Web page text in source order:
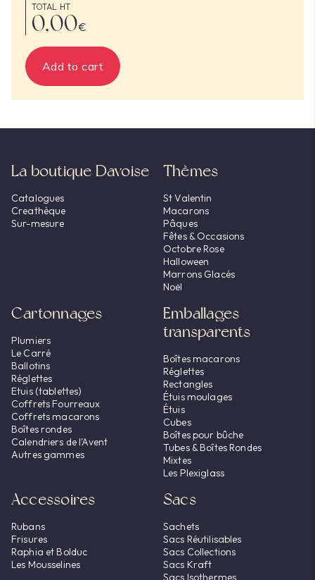
TOTAL HT
0,00€
Add to cart
La boutique Davoise
Catalogues
Creathèque
Sur-mesure
Thèmes
St Valentin
Macarons
Pâques
Fêtes & Occasions
Octobre Rose
Halloween
Marrons Glacés
Noël
Cartonnages
Plumiers
Le Carré
Ballotins
Réglettes
Etuis (tablettes)
Coffrets Fourreaux
Coffrets macarons
Boîtes rondes
Calendriers de l'Avent
Autres gammes
Emballages
transparents
Boîtes macarons
Réglettes
Rectangles
Étuis moulages
Étuis
Cubes
Boîtes pour bûche
Tubes & Boîtes Rondes
Mixtes
Les Plexiglass
Accessoires
Rubans
Frisures
Raphia et Bolduc
Les Mousselines
Sacs
Sachets
Sacs Réutilisables
Sacs Collections
Sacs Kraft
Sacs Isothermes